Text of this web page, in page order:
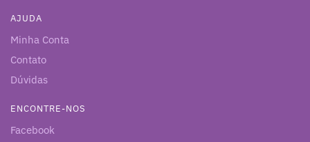
AJUDA
Minha Conta
Contato
Dúvidas
ENCONTRE-NOS
Facebook